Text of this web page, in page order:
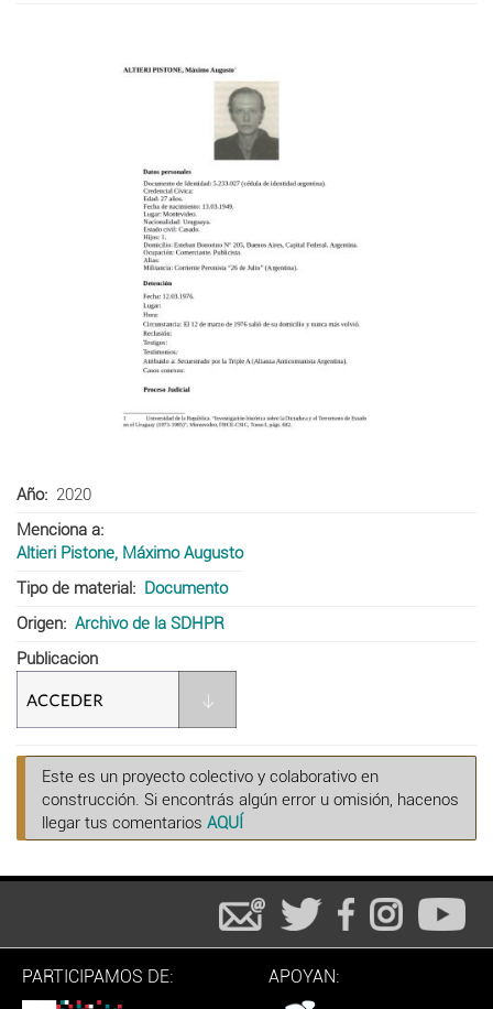
Año
2020
Menciona a
Altieri Pistone, Máximo Augusto
Tipo de material
Documento
Origen
Archivo de la SDHPR
Publicacion
Este es un proyecto colectivo y colaborativo en
construcción. Si encontrás algún error u omisión, hacenos
llegar tus comentarios AQUÍ
PARTICIPAMOS DE: APOYAN: